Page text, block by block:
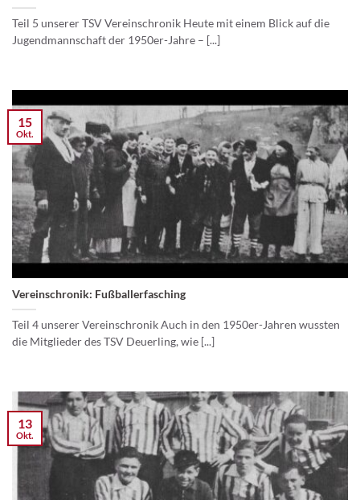
Teil 5 unserer TSV Vereinschronik Heute mit einem Blick auf die
Jugendmannschaft der 1950er-Jahre – [...]
Vereinschronik: Fußballerfasching
Teil 4 unserer Vereinschronik Auch in den 1950er-Jahren wussten
die Mitglieder des TSV Deuerling, wie [...]
15
Okt.
13
Okt.